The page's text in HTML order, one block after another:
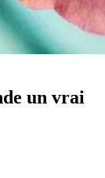
un vrai